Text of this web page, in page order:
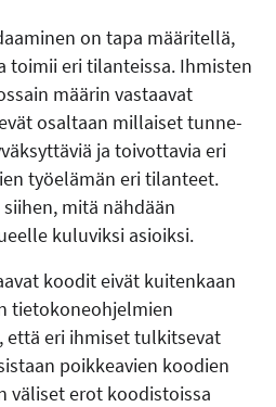
on tapa määritellä,
toimii eri tilanteissa. Ihmisten
määrin vastaavat
osaltaan millaiset tunne-
ja toivottavia eri
työelämän eri tilanteet.
mitä nähdään
kuluviksi asioiksi.
koodit eivät kuitenkaan
tietokoneohjelmien
että eri ihmiset tulkitsevat
poikkeavien koodien
väliset erot koodistoissa